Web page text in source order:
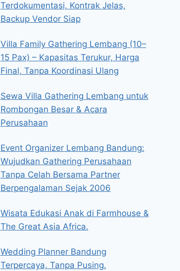
Terdokumentasi, Kontrak Jelas,
Backup Vendor Siap
Villa Family Gathering Lembang (10–
15 Pax) – Kapasitas Terukur, Harga
Final, Tanpa Koordinasi Ulang
Sewa Villa Gathering Lembang untuk
Rombongan Besar & Acara
Perusahaan
Event Organizer Lembang Bandung:
Wujudkan Gathering Perusahaan
Tanpa Celah Bersama Partner
Berpengalaman Sejak 2006
Wisata Edukasi Anak di Farmhouse &
The Great Asia Africa.
Wedding Planner Bandung
Terpercaya, Tanpa Pusing.